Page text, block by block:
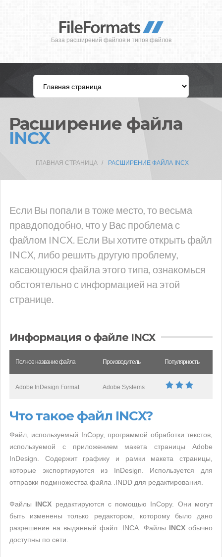
База расширений файлов и типов файлов
Расширение файла
INCX
ГЛАВНАЯ СТРАНИЦА РАСШИРЕНИЕ ФАЙЛА INCX
Если Вы попали в тоже место, то весьма
правдоподобно, что у Вас проблема с
файлом INCX. Если Вы хотите открыть файл
INCX, либо решить другую проблему,
касающуюся файла этого типа, ознакомься
обстоятельно с информацией на этой
странице.
Информация о файле INCX
Полное название файла Производитель Популярность
Adobe InDesign Format Adobe Systems
Что такое файл INCX?
Файл, используемый InCopy, программой обработки текстов,
используемой с приложением макета страницы Adobe
InDesign. Содержит графику и рамки макета страницы,
которые экспортируются из InDesign. Используется для
отправки подмножества файла .INDD для редактирования.
Файлы INCX редактируются с помощью InCopy. Они могут
быть изменены только редактором, которому было дано
разрешение на выданный файл .INCA. Файлы INCX обычно
доступны по сети.